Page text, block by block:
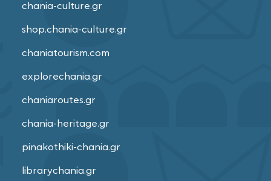
chania-culture.gr
shop.chania-culture.gr
chaniatourism.com
explorechania.gr
chaniaroutes.gr
chania-heritage.gr
pinakothiki-chania.gr
librarychania.gr